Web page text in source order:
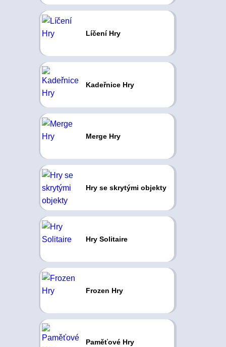
Líčení Hry
Kadeřnice Hry
Merge Hry
Hry se skrytými objekty
Hry Solitaire
Frozen Hry
Paměťové Hry